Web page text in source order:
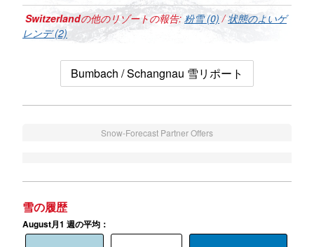
Switzerlandの他のリゾートの報告: 粉雪 (0) /状態のよいゲ
レンデ (2)
Bumbach / Schangnau 雪リポート
Snow-Forecast Partner Offers
雪の履歴
August月1 週の平均：